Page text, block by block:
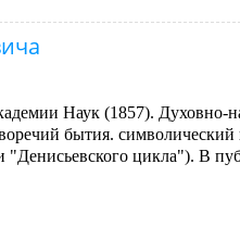
Наук (1857). Духовно-
бытия.
цикла"). В